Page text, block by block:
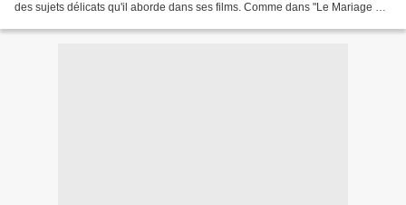
des sujets délicats qu'il aborde dans ses films. Comme dans "Le Mariage de